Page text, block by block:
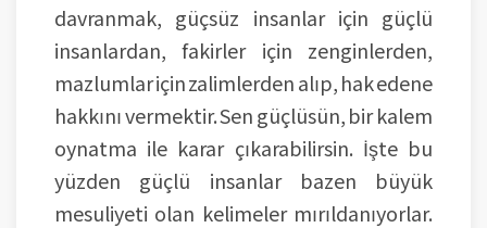
davranmak, güçsüz insanlar için güçlü
insanlardan, fakirler için zenginlerden,
mazlumlar için zalimlerden alıp, hak edene
hakkını vermektir. Sen güçlüsün, bir kalem
oynatma ile karar çıkarabilirsin. İşte bu
yüzden güçlü insanlar bazen büyük
mesuliyeti olan kelimeler mırıldanıyorlar.